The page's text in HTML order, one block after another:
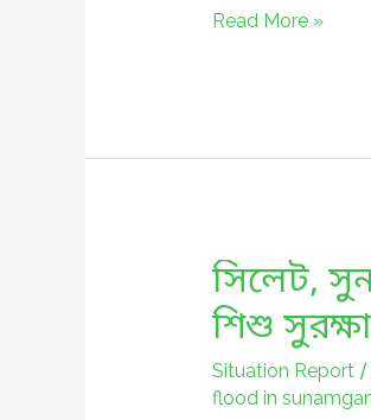
বন্যা
অনেক
নামছে:
এই
মুহূর্তে
আমাদের
যা
Read More »
সিলেট,
শিশু সুরক্ষা
Situation Report/
flood in